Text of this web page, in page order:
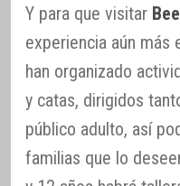
Y para que visitar
experiencia aún más
han organizado
y catas, dirigidos
público adulto, así
familias que lo